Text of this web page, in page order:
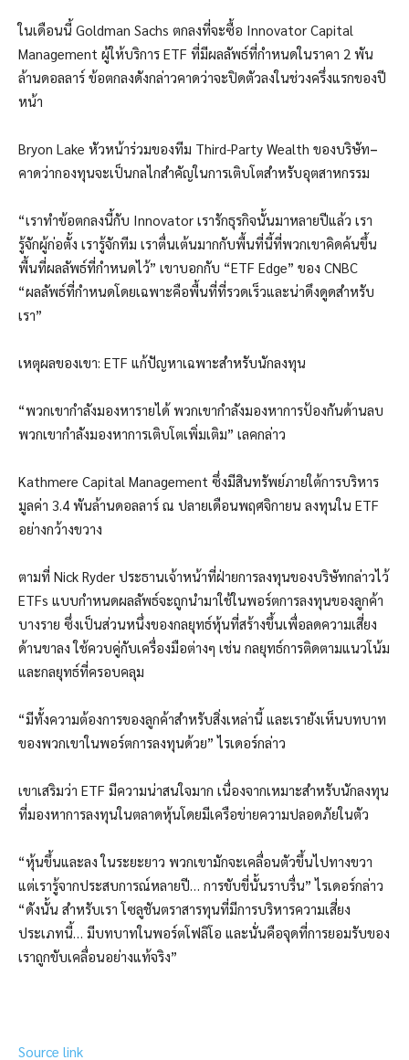
ในเดือนนี้ Goldman Sachs ตกลงที่จะซื้อ Innovator Capital
Management ผู้ให้บริการ ETF ที่มีผลลัพธ์ที่กำหนดในราคา 2 พัน
ล้านดอลลาร์ ข้อตกลงดังกล่าวคาดว่าจะปิดตัวลงในช่วงครึ่งแรกของปี
หน้า
Bryon Lake หัวหน้าร่วมของทีม Third-Party Wealth ของบริษัท–
คาดว่ากองทุนจะเป็นกลไกสำคัญในการเติบโตสำหรับอุตสาหกรรม
“เราทำข้อตกลงนี้กับ Innovator เรารักธุรกิจนั้นมาหลายปีแล้ว เรา
รู้จักผู้ก่อตั้ง เรารู้จักทีม เราตื่นเต้นมากกับพื้นที่นี้ที่พวกเขาคิดค้นขึ้น
พื้นที่ผลลัพธ์ที่กำหนดไว้” เขาบอกกับ “ETF Edge” ของ CNBC
“ผลลัพธ์ที่กำหนดโดยเฉพาะคือพื้นที่ที่รวดเร็วและน่าดึงดูดสำหรับ
เรา”
เหตุผลของเขา: ETF แก้ปัญหาเฉพาะสำหรับนักลงทุน
“พวกเขากำลังมองหารายได้ พวกเขากำลังมองหาการป้องกันด้านลบ
พวกเขากำลังมองหาการเติบโตเพิ่มเติม” เลคกล่าว
Kathmere Capital Management ซึ่งมีสินทรัพย์ภายใต้การบริหาร
มูลค่า 3.4 พันล้านดอลลาร์ ณ ปลายเดือนพฤศจิกายน ลงทุนใน ETF
อย่างกว้างขวาง
ตามที่ Nick Ryder ประธานเจ้าหน้าที่ฝ่ายการลงทุนของบริษัทกล่าวไว้
ETFs แบบกำหนดผลลัพธ์จะถูกนำมาใช้ในพอร์ตการลงทุนของลูกค้า
บางราย ซึ่งเป็นส่วนหนึ่งของกลยุทธ์หุ้นที่สร้างขึ้นเพื่อลดความเสี่ยง
ด้านขาลง ใช้ควบคู่กับเครื่องมือต่างๆ เช่น กลยุทธ์การติดตามแนวโน้ม
และกลยุทธ์ที่ครอบคลุม
“มีทั้งความต้องการของลูกค้าสำหรับสิ่งเหล่านี้ และเรายังเห็นบทบาท
ของพวกเขาในพอร์ตการลงทุนด้วย” ไรเดอร์กล่าว
เขาเสริมว่า ETF มีความน่าสนใจมาก เนื่องจากเหมาะสำหรับนักลงทุน
ที่มองหาการลงทุนในตลาดหุ้นโดยมีเครือข่ายความปลอดภัยในตัว
“หุ้นขึ้นและลง ในระยะยาว พวกเขามักจะเคลื่อนตัวขึ้นไปทางขวา
แต่เรารู้จากประสบการณ์หลายปี… การขับขี่นั้นราบรื่น” ไรเดอร์กล่าว
“ดังนั้น สำหรับเรา โซลูชันตราสารทุนที่มีการบริหารความเสี่ยง
ประเภทนี้… มีบทบาทในพอร์ตโฟลิโอ และนั่นคือจุดที่การยอมรับของ
เราถูกขับเคลื่อนอย่างแท้จริง”
Source link